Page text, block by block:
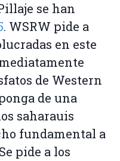
se han
. WSRW pide a
en este
de Western
de una
saharauis
fundamental a
pide a los